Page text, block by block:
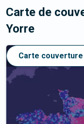
Carte de
Yorre
Carte